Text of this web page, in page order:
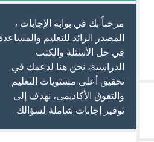
مرحباً بك في بوابة الإجابات ،
المصدر الرائد للتعليم
في حل الأسئلة والكتب
الدراسية، نحن هنا لدعمك في
تحقيق أعلى مستويات التعليم
والتفوق الأكاديمي، نهدف إلى
توفير إجابات شاملة لسؤالك